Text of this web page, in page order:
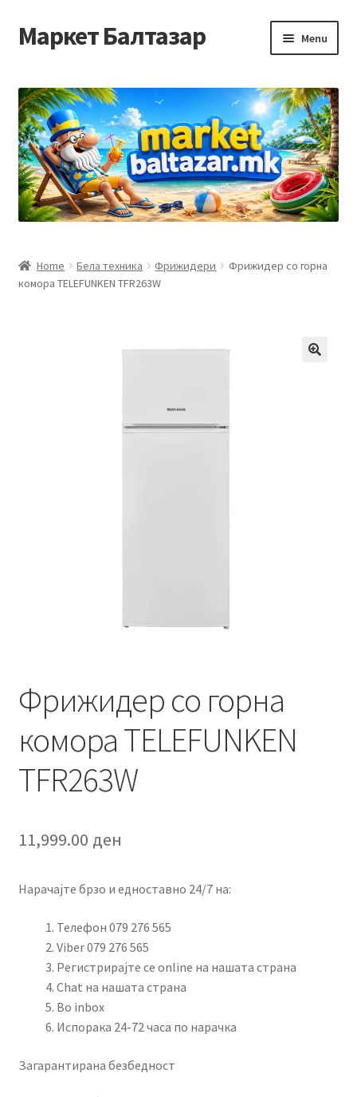
Skip
to
Skip
to
Маркет Балтазар Menu
Checkout
Homepage
Privacy Policy
Контакт
Home Бела техника Фрижидери
Фрижидер со горна
комора TELEFUNKEN TFR263W
Фрижидер со горна
комора TELEFUNKEN
TFR263W
11,999.00 ден
Нарачајте брзо и едноставно 24/7 на:
Телефон 079 276 565
Viber 079 276 565
Регистрирајте се online на нашата страна
Chat на нашата страна
Во inbox
Испорака 24-72 часа по нарачка
Загарантирана безбедност